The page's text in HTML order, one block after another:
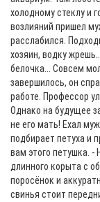
холодному стеклу и
возлияний пришел
расслабился.
хозяин, водку
белочка... Совсем
завершилось, он
работе. Профессор
Однако на будущее
не его мать! Ехал
подбирает петуха и
вам этого петушка. -
длинного корытa с
поросёнок и
свинья стоит